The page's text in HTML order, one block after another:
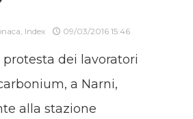
Index 09/03/2016 15:46
protesta dei lavoratori
a Narni,
alla stazione